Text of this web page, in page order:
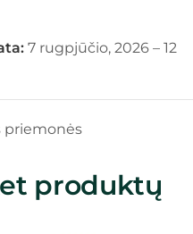
7 rugpjūčio, 2026 – 12
priemonės
produktų